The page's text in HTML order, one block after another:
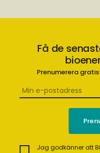
Få de
Prenumerera
Jag godkänner att